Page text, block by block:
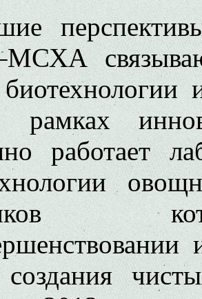
рамках
работает
создания